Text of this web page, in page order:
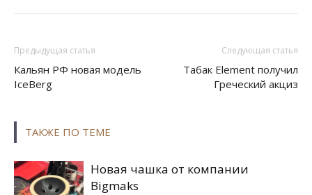
Предыдущая статья
Кальян РФ новая модель
IceBerg
Следующая статья
Табак Element получил
Греческий акциз
ТАКЖЕ ПО ТЕМЕ
Новая чашка от компании
Bigmaks